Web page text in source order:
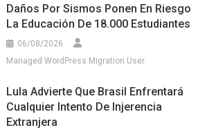
Daños Por Sismos Ponen En Riesgo
La Educación De 18.000 Estudiantes
06/08/2026
Managed WordPress Migration User
Lula Advierte Que Brasil Enfrentará
Cualquier Intento De Injerencia
Extranjera